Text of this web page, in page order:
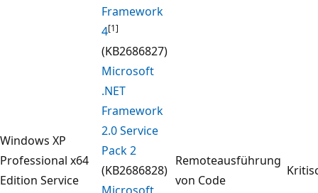
Framework
4[1]
(KB2686827)
Windows XP
Professional x64
Edition Service
Microsoft
.NET
Framework
2.0 Service
Pack 2
(KB2686828)
Microsoft
Remoteausführung
von Code